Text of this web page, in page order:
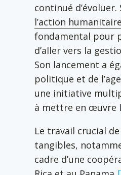
continué d’évoluer.
l’action
fondamental pour
d’aller vers la
Son lancement a
politique et de
une initiative
à mettre en œuvre
Le travail crucial
tangibles,
cadre d’une